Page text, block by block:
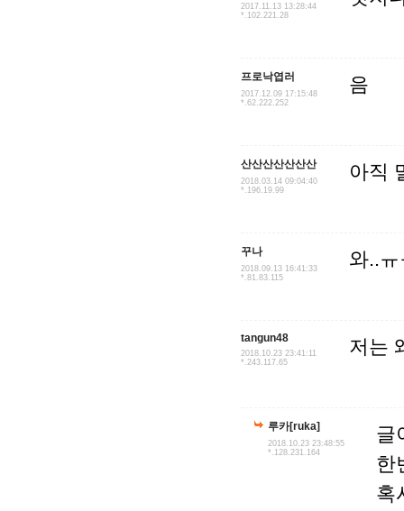
2017.11.13 13:28:44
*.102.221.28
프로낙엽러
2017.12.09 17:15:48
*.62.222.252
음
산산산산산산산
2018.03.14 09:04:40
*.196.19.99
아직
꾸나
2018.09.13 16:41:33
*.81.83.115
와..
tangun48
2018.10.23 23:41:11
*.243.117.65
저는
루카[ruka]
2018.10.23 23:48:55
*.128.231.164
글
한
혹